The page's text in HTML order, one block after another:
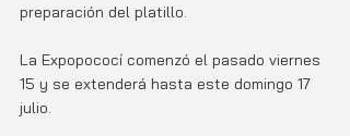
preparación del platillo.
La Expopococí comenzó el pasado viernes
15 y se extenderá hasta este domingo 17
julio.